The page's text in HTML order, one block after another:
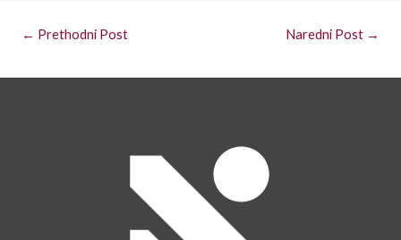
← Prethodni Post Naredni Post →